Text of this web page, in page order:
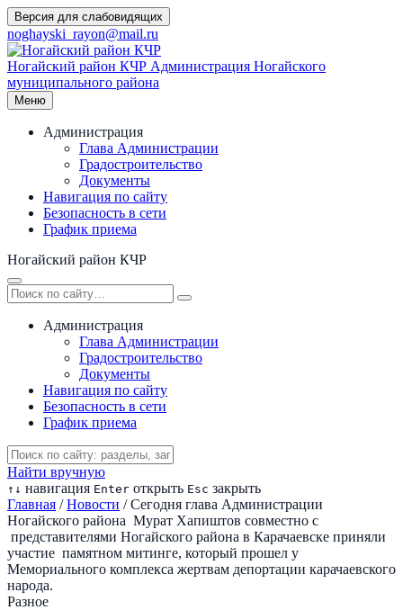
Перейти
к
содержимому
Версия для слабовидящих
noghayski_rayon@mail.ru
Ногайский район КЧР Администрация Ногайского
муниципального района
Меню
Администрация
Глава Администрации
Градостроительство
Документы
Навигация по сайту
Безопасность в сети
График приема
Ногайский район КЧР
Администрация
Глава Администрации
Градостроительство
Документы
Навигация по сайту
Безопасность в сети
График приема
Найти вручную
↑ ↓ навигация Enter открыть Esc закрыть
Главная / Новости / Сегодня глава Администрации
Ногайского района Мурат Хапиштов совместно с
представителями Ногайского района в Карачаевске приняли
участие памятном митинге, который прошел у
Мемориального комплекса жертвам депортации карачаевского
народа.
Разное